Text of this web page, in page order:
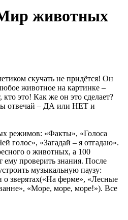
животных
скучать не придётся! Он
животное на картинке –
это! Как же он это сделает?
отвечай – ДА или НЕТ и
режимов: «Факты», «Голоса
голос», «Загадай – я отгадаю».
о животных, а 100
ему проверить знания. После
музыкальную паузу:
о зверятах(«На ферме», «Лесные
«Море, море, море!»). Все